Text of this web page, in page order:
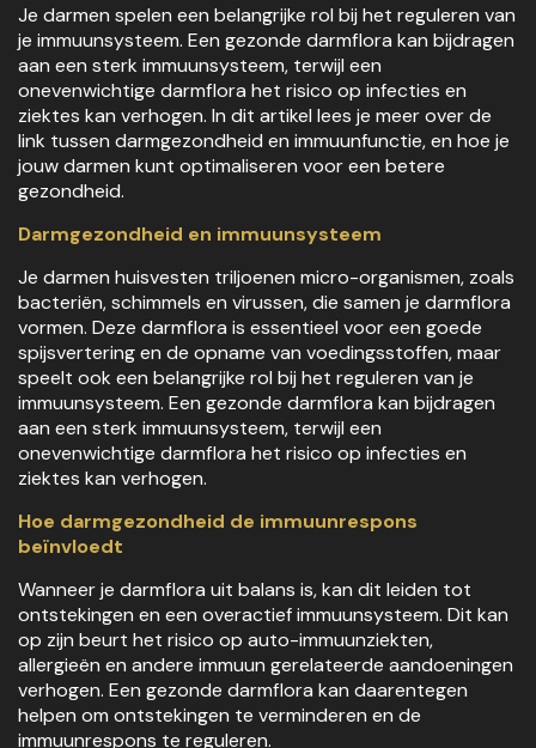
Je darmen spelen een belangrijke rol bij het reguleren van
je immuunsysteem. Een gezonde darmflora kan bijdragen
aan een sterk immuunsysteem, terwijl een
onevenwichtige darmflora het risico op infecties en
ziektes kan verhogen. In dit artikel lees je meer over de
link tussen darmgezondheid en immuunfunctie, en hoe je
jouw darmen kunt optimaliseren voor een betere
gezondheid.
Darmgezondheid en immuunsysteem
Je darmen huisvesten triljoenen micro-organismen, zoals
bacteriën, schimmels en virussen, die samen je darmflora
vormen. Deze darmflora is essentieel voor een goede
spijsvertering en de opname van voedingsstoffen, maar
speelt ook een belangrijke rol bij het reguleren van je
immuunsysteem. Een gezonde darmflora kan bijdragen
aan een sterk immuunsysteem, terwijl een
onevenwichtige darmflora het risico op infecties en
ziektes kan verhogen.
Hoe darmgezondheid de immuunrespons
beïnvloedt
Wanneer je darmflora uit balans is, kan dit leiden tot
ontstekingen en een overactief immuunsysteem. Dit kan
op zijn beurt het risico op auto-immuunziekten,
allergieën en andere immuun gerelateerde aandoeningen
verhogen. Een gezonde darmflora kan daarentegen
helpen om ontstekingen te verminderen en de
immuunrespons te reguleren.